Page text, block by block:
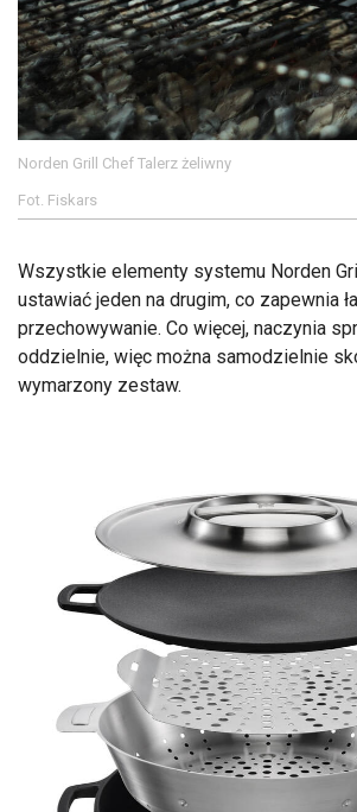
Norden Grill Chef Talerz żeliwny
Fot. Fiskars
Wszystkie elementy systemu Norden
ustawiać jeden na drugim, co zapewnia
przechowywanie. Co więcej, naczynia
oddzielnie, więc można samodzielnie
wymarzony zestaw.